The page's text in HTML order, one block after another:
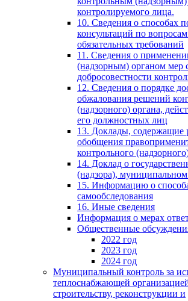
контролируемого лица.
10. Сведения о способах
консультаций по
обязательных требований
11. Сведения о
(надзорным) органом мер
добросовестности
12. Сведения о порядке
обжалования решений
(надзорного) органа,
его должностных лиц
13. Доклады, содержащие
обобщения
контрольного
14. Доклад о
(надзора),
15. Информацию о
самообследования
16. Иные сведения
Информация о мерах
Общественные
2022 год
2023 год
2024 год
Муниципальный контроль за
теплоснабжающей
строительству, реконструкции и